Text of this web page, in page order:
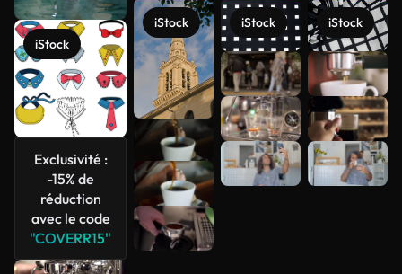
iStock
Exclusivité :
-15% de
réduction
avec le code
"COVERR15"
iStock iStock iStock
Voir plus